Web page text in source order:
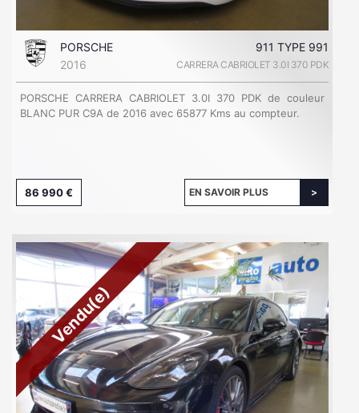
PORSCHE
911 TYPE 991
2016
CARRERA CABRIOLET 3.0I 370 PDK
PORSCHE CARRERA CABRIOLET 3.0I 370 PDK de couleur
BLANC PUR C9A de 2016 avec 65877 Kms au compteur.
86 990 € EN SAVOIR PLUS
Vendu(e)